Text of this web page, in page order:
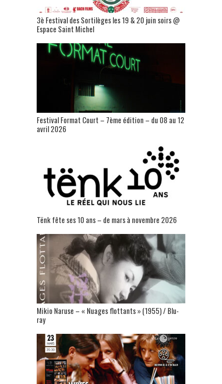
3è Festival des Sortilèges les 19 & 20 juin soirs @
Espace Saint Michel
Festival Format Court – 7ème édition – du 08 au 12
avril 2026
Tënk fête ses 10 ans – de mars à novembre 2026
Mikio Naruse – « Nuages flottants » (1955) / Blu-
ray